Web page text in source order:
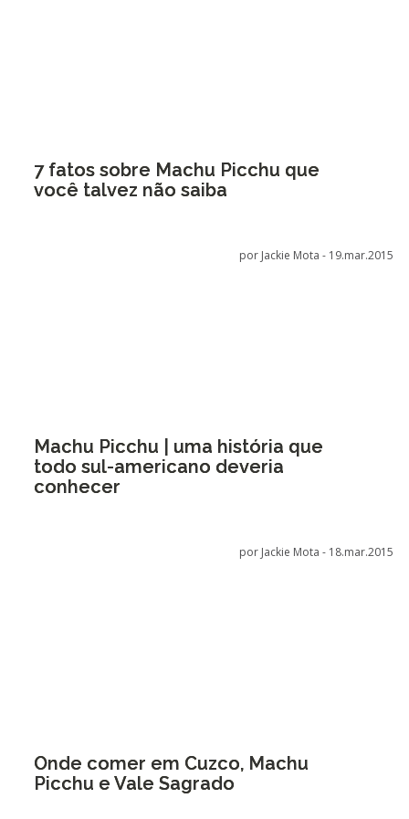
7 fatos sobre Machu Picchu que
você talvez não saiba
por Jackie Mota - 19.mar.2015
Machu Picchu | uma história que
todo sul-americano deveria
conhecer
por Jackie Mota - 18.mar.2015
Onde comer em Cuzco, Machu
Picchu e Vale Sagrado